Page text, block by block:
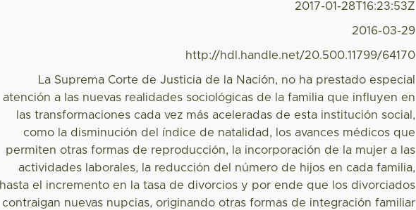
2017-01-28T16:23:53Z
2016-03-29
http://hdl.handle.net/20.500.11799/64170
La Suprema Corte de Justicia de la Nación, no ha prestado especial
atención a las nuevas realidades sociológicas de la familia que influyen en
las transformaciones cada vez más aceleradas de esta institución social,
como la disminución del índice de natalidad, los avances médicos que
permiten otras formas de reproducción, la incorporación de la mujer a las
actividades laborales, la reducción del número de hijos en cada familia,
hasta el incremento en la tasa de divorcios y por ende que los divorciados
contraigan nuevas nupcias, originando otras formas de integración familiar